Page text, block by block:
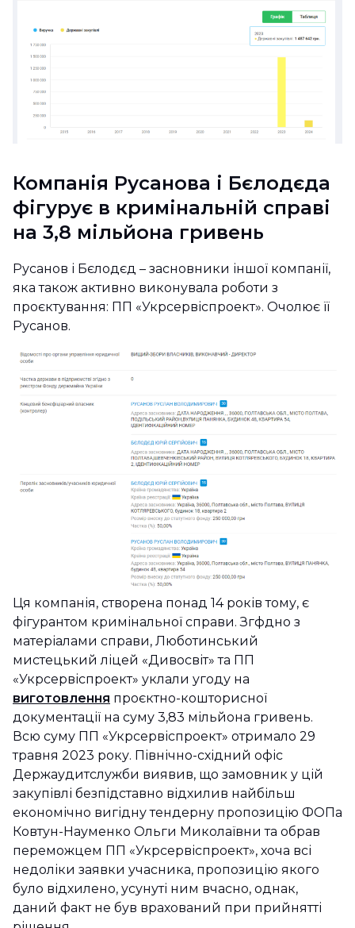
Компанія Русанова і Бєлодєда
фігурує в кримінальній справі
на 3,8 мільйона гривень
Русанов і Бєлодєд – засновники іншої компанії,
яка також активно виконувала роботи з
проєктування: ПП «Укрсервіспроект». Очолює її
Русанов.
Ця компанія, створена понад 14 років тому, є
фігурантом кримінальної справи. Згфдно з
матеріалами справи, Люботинський
мистецький ліцей «Дивосвіт» та ПП
«Укрсервіспроект» уклали угоду на
виготовлення проєктно-кошторисної
документації на суму 3,83 мільйона гривень.
Всю суму ПП «Укрсервіспроект» отримало 29
травня 2023 року. Північно-східний офіс
Держаудитслужби виявив, що замовник у цій
закупівлі безпідставно відхилив найбільш
економічно вигідну тендерну пропозицію ФОПа
Ковтун-Науменко Ольги Миколаївни та обрав
переможцем ПП «Укрсервіспроект», хоча всі
недоліки заявки учасника, пропозицію якого
було відхилено, усунуті ним вчасно, однак,
даний факт не був врахований при прийнятті